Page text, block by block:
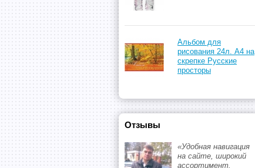
Альбом для
рисования 24л. А4 на
скрепке Русские
просторы
Отзывы
«Удобная навигация
на сайте, широкий
ассортимент.